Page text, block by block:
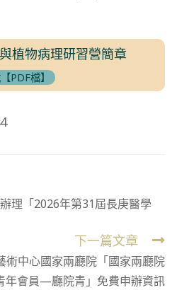
植物病理研習營簡章
PDF檔】
理「2026年第31屆長庚醫學
下一篇文章
術中心國家兩廳院「國家兩廳院
年會員—廳院青」免費申辦資訊